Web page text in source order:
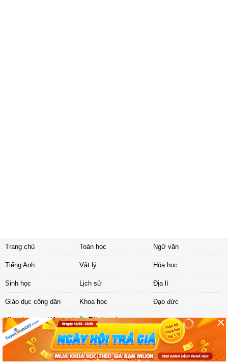
Trang chủ Toán học Ngữ văn
Tiếng Anh Vật lý Hóa học
Sinh học Lịch sử Địa lí
Giáo dục công dân Khoa học Đạo đức
Khoa học tự nhiên Tải ứng dụng
Liên hệ|Chính sách
Copyright ©2017 Sachbaitap.com